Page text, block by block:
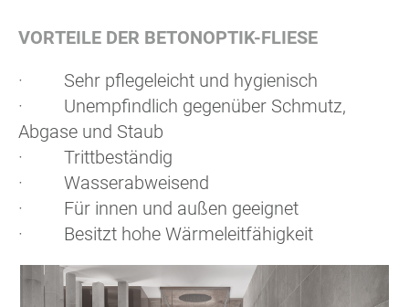
VORTEILE DER BETONOPTIK-FLIESE
· Sehr pflegeleicht und hygienisch
· Unempfindlich gegenüber Schmutz,
Abgase und Staub
· Trittbeständig
· Wasserabweisend
· Für innen und außen geeignet
· Besitzt hohe Wärmeleitfähigkeit